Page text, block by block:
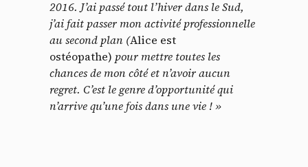
2016. J’ai passé tout l’hiver dans le Sud,
j’ai fait passer mon activité professionnelle
au second plan (Alice est
ostéopathe) pour mettre toutes les
chances de mon côté et n’avoir aucun
regret. C’est le genre d’opportunité qui
n’arrive qu’une fois dans une vie ! »